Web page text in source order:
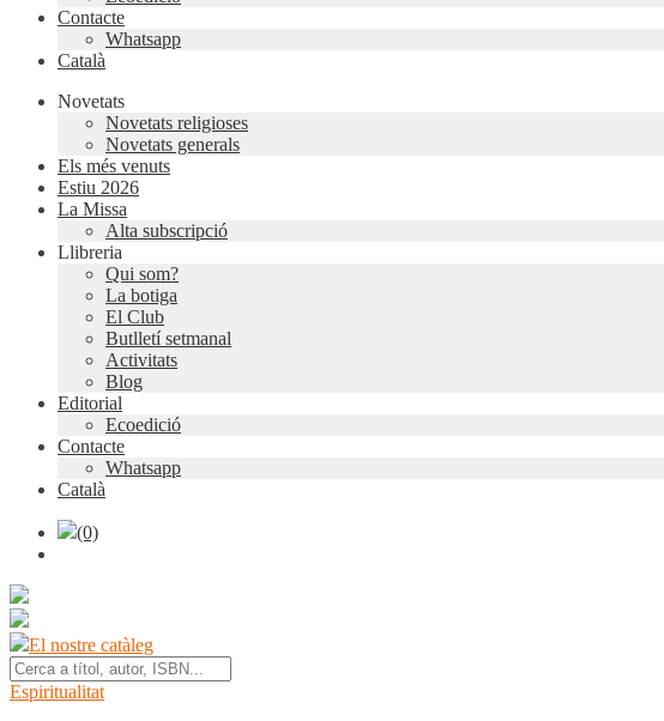
Contacte
Whatsapp
Català
Novetats
Novetats religioses
Novetats generals
Els més venuts
Estiu 2026
La Missa
Alta subscripció
Llibreria
Qui som?
La botiga
El Club
Butlletí setmanal
Activitats
Blog
Editorial
Ecoedició
Contacte
Whatsapp
Català
(0)
El nostre catàleg
Espiritualitat